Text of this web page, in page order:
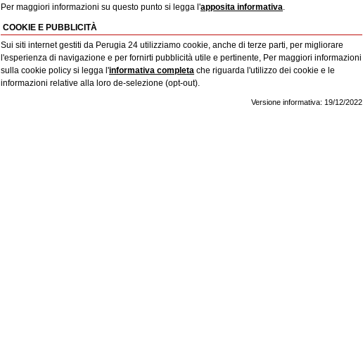
Per maggiori informazioni su questo punto si legga l'apposita informativa.
COOKIE E PUBBLICITÀ
Sui siti internet gestiti da Perugia 24 utilizziamo cookie, anche di terze parti, per migliorare
l'esperienza di navigazione e per fornirti pubblicità utile e pertinente, Per maggiori informazioni
sulla cookie policy si legga l'informativa completa che riguarda l'utilizzo dei cookie e le
informazioni relative alla loro de-selezione (opt-out).
Versione informativa: 19/12/2022